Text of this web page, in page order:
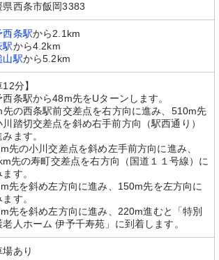
県西条市飯岡3383
西条駅から2.1km
駅から4.2km
山駅から5.2km
12分】
西条駅から48m先をUターンします。
先の西条駅前交差点を右方向に進み、510m先
川踏切交差点を斜め右手前方向（駅西通り）
ます。
先の小川交差点を斜め左手前方向に進み、
先の寿町交差点を右方向（国道１１号線）に
す。
先を斜め左方向に進み、150m先を左方向に
す。
先を斜め左方向に進み、220m進むと「特別
老人ホーム 伊予千寿苑」に到着します。
場あり